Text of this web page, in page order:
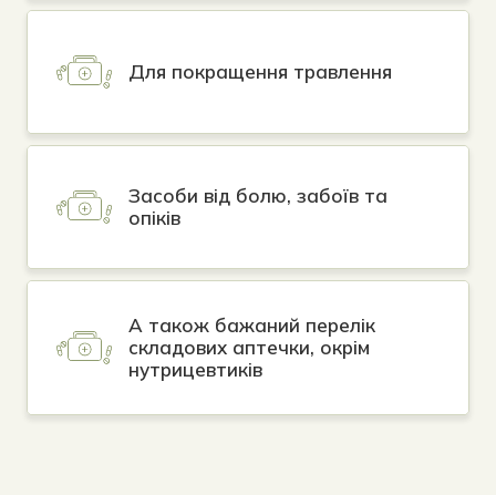
Для покращення травлення
Засоби від болю, забоїв та
опіків
А також бажаний перелік
складових аптечки, окрім
нутрицевтиків